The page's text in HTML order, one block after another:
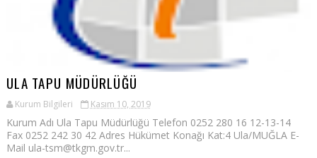
ULA TAPU MÜDÜRLÜĞÜ
Kurum Bilgileri Kasım 10, 2019
Kurum Adı Ula Tapu Müdürlüğü Telefon 0252 280 16 12-13-14
Fax 0252 242 30 42 Adres Hükümet Konağı Kat:4 Ula/MUĞLA E-
Mail ula-tsm@tkgm.gov.tr...